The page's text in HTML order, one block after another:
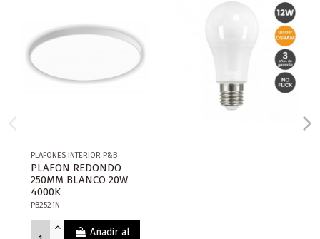
PLAFONES INTERIOR P&B
PLAFON REDONDO
250MM BLANCO 20W
4000K
PB2521N
Añadir al